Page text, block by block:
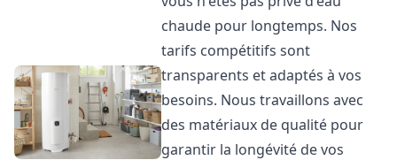
chaude pour longtemps. Nos
tarifs compétitifs sont
transparents et adaptés à vos
besoins. Nous travaillons avec
des matériaux de qualité pour
garantir la longévité de vos